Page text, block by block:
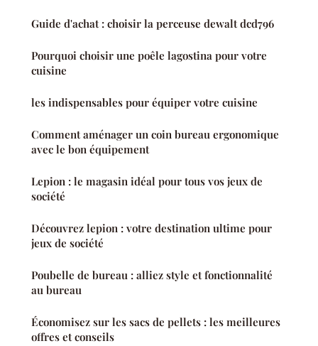
Guide d'achat : choisir la perceuse dewalt dcd796
Pourquoi choisir une poêle lagostina pour votre
cuisine
les indispensables pour équiper votre cuisine
Comment aménager un coin bureau ergonomique
avec le bon équipement
Lepion : le magasin idéal pour tous vos jeux de
société
Découvrez lepion : votre destination ultime pour
jeux de société
Poubelle de bureau : alliez style et fonctionnalité
au bureau
Économisez sur les sacs de pellets : les meilleures
offres et conseils